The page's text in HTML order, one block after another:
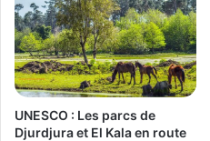
UNESCO : Les parcs de
Djurdjura et El Kala en route